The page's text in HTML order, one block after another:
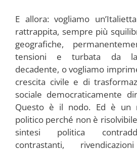
E allora: vogliamo
rattrappita, sempre più
geografiche,
tensioni e turbata da
decadente, o vogliamo
crescita civile e di
sociale democraticamente
Questo è il nodo. Ed è un
politico perché non è
sintesi politica
contrastanti,